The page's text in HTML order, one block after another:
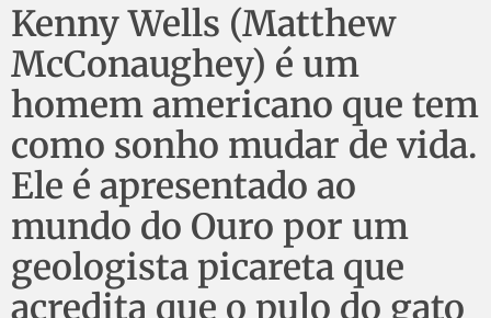
Kenny Wells (Matthew
McConaughey) é um
homem americano que tem
como sonho mudar de vida.
Ele é apresentado ao
mundo do Ouro por um
geologista picareta que
acredita que o pulo do gato